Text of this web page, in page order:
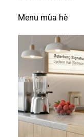
Menu mùa hè